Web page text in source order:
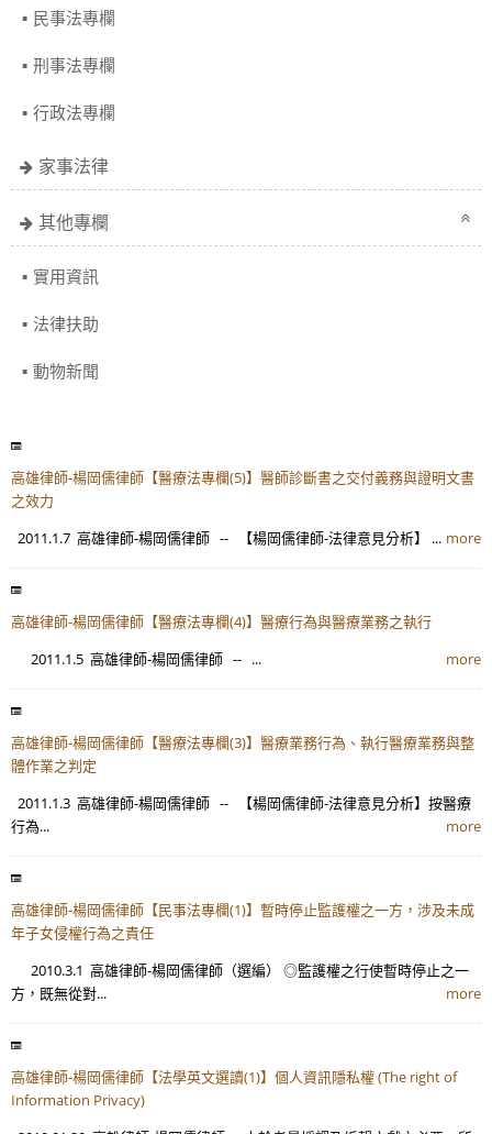
民事法專欄
刑事法專欄
行政法專欄
家事法律
其他專欄
實用資訊
法律扶助
動物新聞
高雄律師-楊岡儒律師【醫療法專欄(5)】醫師診斷書之交付義務與證明文書
之效力
2011.1.7 高雄律師-楊岡儒律師 -- 【楊岡儒律師-法律意見分析】 ... more
高雄律師-楊岡儒律師【醫療法專欄(4)】醫療行為與醫療業務之執行
2011.1.5 高雄律師-楊岡儒律師 -- ...
more
高雄律師-楊岡儒律師【醫療法專欄(3)】醫療業務行為、執行醫療業務與整
體作業之判定
2011.1.3 高雄律師-楊岡儒律師 -- 【楊岡儒律師-法律意見分析】按醫療
行為...
more
高雄律師-楊岡儒律師【民事法專欄(1)】暫時停止監護權之一方，涉及未成
年子女侵權行為之責任
2010.3.1 高雄律師-楊岡儒律師（選編） ◎監護權之行使暫時停止之一
方，既無從對...
more
高雄律師-楊岡儒律師【法學英文選讀(1)】個人資訊隱私權 (The right of
Information Privacy)